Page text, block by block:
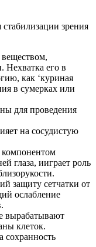
зрения
Нехватка его в
как ‘куриная
в сумерках или
для проведения
на сосудистую
глаза, ииграет роль
защиту сетчатки от
ослабление
вырабатывают
клеток.
сохранность